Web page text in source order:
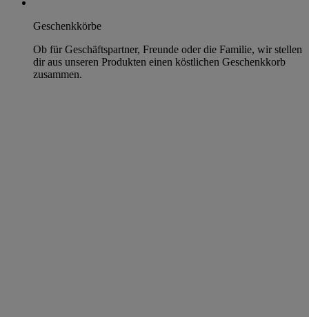
Geschenkkörbe
Ob für Geschäftspartner, Freunde oder die Familie, wir stellen
dir aus unseren Produkten einen köstlichen Geschenkkorb
zusammen.